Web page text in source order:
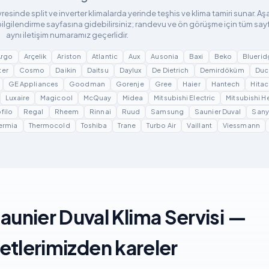
split ve inverter klimalarda yerinde teşhis ve klima tamiri sunar.
sayfasına gidebilirsiniz; randevu ve ön görüşme için tüm
aynı iletişim numaramız geçerlidir.
Arçelik Ariston Atlantic Aux Ausonia Baxi Beko
Cosmo Daikin Daitsu Daylux De Dietrich Demirdöküm
GE Appliances
Goodman Gorenje Gree Haier Hantech
Luxaire
Magicool McQuay Midea Mitsubishi Electric
Mitsubishi
Regal Rheem Rinnai Ruud Samsung Saunier Duval
Thermocold Toshiba Trane Turbo Air Vaillant Viessmann
Duval Klima Servisi —
kareler